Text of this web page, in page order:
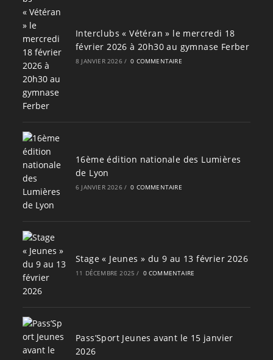
Interclubs « Vétéran » le mercredi 18
février 2026 à 20h30 au gymnase Ferber
8 JANVIER 2026 / 0 COMMENTAIRE
16ème édition nationale des Lumières
de Lyon
6 JANVIER 2026 / 0 COMMENTAIRE
Stage « Jeunes » du 9 au 13 février 2026
11 DÉCEMBRE 2025 / 0 COMMENTAIRE
Pass’Sport Jeunes avant le 15 janvier
2026